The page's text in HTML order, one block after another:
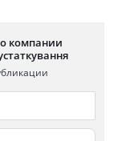
компании